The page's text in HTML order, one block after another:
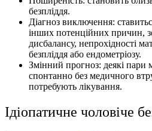
безпліддя.
Діагноз виключення:
інших потенційних причин,
дисбалансу, непрохідності
безпліддя або ендометріозу.
Змінний прогноз: деякі пари
спонтанно без медичного
потребують лікування.
Ідіопатичне чоловіче